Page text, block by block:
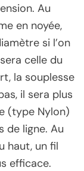
Au
en noyée,
si l’on
celle du
la souplesse
il sera plus
(type Nylon)
de ligne. Au
haut, un fil
efficace.